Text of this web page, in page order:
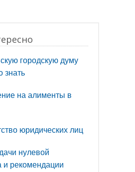
городскую думу
знать
на алименты в
юридических лиц
нулевой
и рекомендации